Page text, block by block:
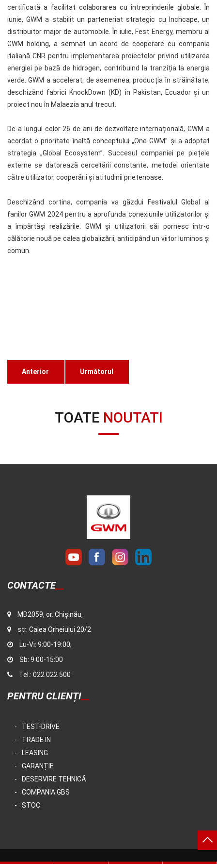
certificată a facilitat colaborarea cu întreprinderile globale. În
iunie, GWM a stabilit un parteneriat strategic cu Inchcape, un
distribuitor major de automobile. În iulie, Fest Energy, membru al
GWM holding, a semnat un acord de cooperare cu compania
italiană CNR pentru implementarea proiectelor privind utilizarea
energiei pe bază de hidrogen, contribuind la tranziția la energia
verde. GWM a accelerat, de asemenea, producția în străinătate,
deschizând fabrici KnockDown (KD) în Pakistan, Ecuador și un
proiect nou în Malaezia anul trecut.
De-a lungul celor 26 de ani de dezvoltare internațională, GWM a
acordat o prioritate înaltă conceptului „One GWM” și a adoptat
strategia „Global Ecosystem”. Succesul companiei pe piețele
externe se datorează cercetării constante, metodei orientate
către utilizator, cooperării și atitudinii prietenoase.
Deschizând cortina, compania va găzdui Festivalul Global al
fanilor GWM 2024 pentru a aprofunda conexiunile utilizatorilor și
a împărtăși realizările. GWM și utilizatorii săi pornesc într-o
călătorie nouă pe calea globalizării, anticipând un viitor luminos și
comun.
Anterior Următorul
TOATE NOUTATI
CONTACTE
MD2059, or. Chișinău,
str. Calea Orheiului 20/2
Lu-Vi: 9:00-19:00;
Sb: 9:00-15:00
Tel.: 022 022 500
PENTRU CLIENȚI
TEST-DRIVE
TRADE IN
LEASING
GARANȚIE
DESERVIRE TEHNICĂ
COMPANIA GBS
STOC